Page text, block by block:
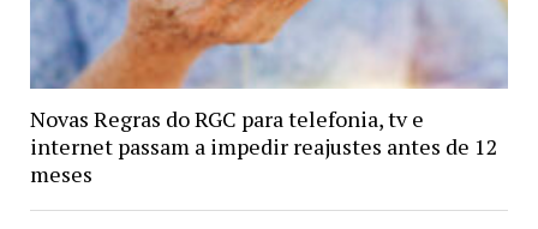
Novas Regras do RGC para telefonia, tv e
internet passam a impedir reajustes antes de 12
meses